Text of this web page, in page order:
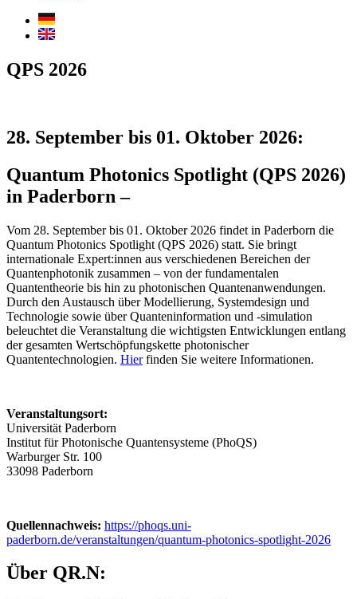
QPS 2026
28. September bis 01. Oktober 2026:
Quantum Photonics Spotlight (QPS 2026)
in Paderborn –
Vom 28. September bis 01. Oktober 2026 findet in Paderborn die
Quantum Photonics Spotlight (QPS 2026) statt. Sie bringt
internationale Expert:innen aus verschiedenen Bereichen der
Quantenphotonik zusammen – von der fundamentalen
Quantentheorie bis hin zu photonischen Quantenanwendungen.
Durch den Austausch über Modellierung, Systemdesign und
Technologie sowie über Quanteninformation und ‑simulation
beleuchtet die Veranstaltung die wichtigsten Entwicklungen entlang
der gesamten Wertschöpfungskette photonischer
Quantentechnologien. Hierfinden Sie weitere Informationen.
Veranstaltungsort:
Universität Paderborn
Institut für Photonische Quantensysteme (PhoQS)
Warburger Str. 100
33098 Paderborn
Quellennachweis: https://phoqs.uni-
paderborn.de/veranstaltungen/quantum-photonics-spotlight-2026
Über QR.N: